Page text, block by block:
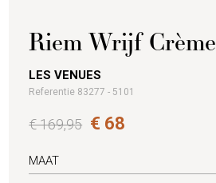
Riem Wrijf Crème
LES VENUES
Referentie 83277 - 5101
€ 169,95 € 68
MAAT